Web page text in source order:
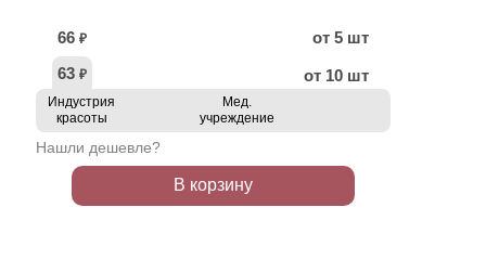
66 ₽
от 5 шт
63 ₽ от 10 шт
Индустрия
красоты
Мед.
учреждение
Нашли дешевле?
В корзину